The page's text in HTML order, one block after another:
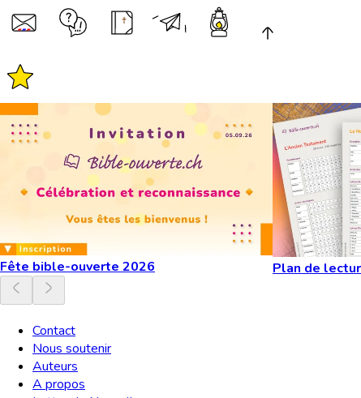
Fête bible-ouverte 2026 Plan de
Contact
Nous soutenir
Auteurs
A propos